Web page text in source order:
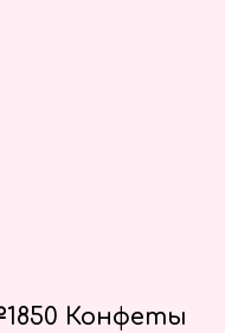
Конфеты